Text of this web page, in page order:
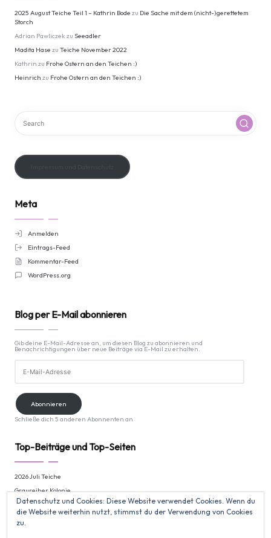
2025 August Teiche Teil 1 – Kathrin Bode zu Die Sache mit dem (nicht-)gerettetem
Storch
Adrian Pawliczek zu Seeadler
Madita Hase zu Teiche November 2022
Kathrin zu Frohe Ostern an den Teichen :)
Heinrich zu Frohe Ostern an den Teichen :)
Meta
Anmelden
Eintrags-Feed
Kommentar-Feed
WordPress.org
Blog per E-Mail abonnieren
Gib deine E-Mail-Adresse an, um diesen Blog zu abonnieren und
Benachrichtigungen über neue Beiträge via E-Mail zu erhalten.
Mail-
Adresse
Abonnieren
Schließe dich 5 anderen Abonnenten an
Top-Beiträge und Top-Seiten
2026 Juli Teiche
Graureiher Kolonie
Jahres & Monatsübersicht 2026
Datenschutz und Cookies: Diese Website verwendet Cookies. Wenn du
die Website weiterhin nutzt, stimmst du der Verwendung von Cookies
zu.